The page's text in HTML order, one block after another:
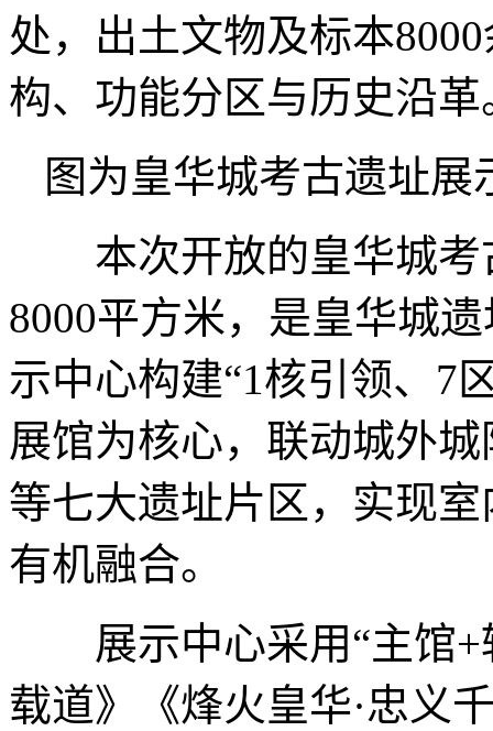
处，出土文物及标本
构、功能分区与历史沿革
图为皇华城考古遗址
本次开放的皇华城考
8000平方米，是皇华城
示中心构建“1核引领、7
展馆为核心，联动城外
等七大遗址片区，实现
有机融合。
展示中心采用“主馆+
载道》《烽火皇华·忠义